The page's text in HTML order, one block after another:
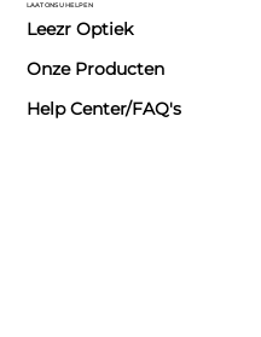
LAAT ONS U HELPEN
Leezr Optiek
Onze Producten
Help Center/FAQ's